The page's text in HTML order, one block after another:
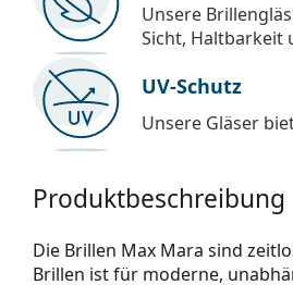
Unsere
Sicht, Haltbarkeit
UV-Schutz
Unsere Gläser
Produktbeschreibung
Die Brillen Max Mara sind
Brillen ist für moderne,